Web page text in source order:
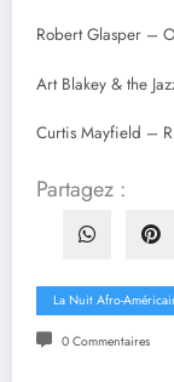
Robert Glasper –
Art Blakey & the
Curtis Mayfield –
Partagez :
La Nuit Afro-
0 Commentaires